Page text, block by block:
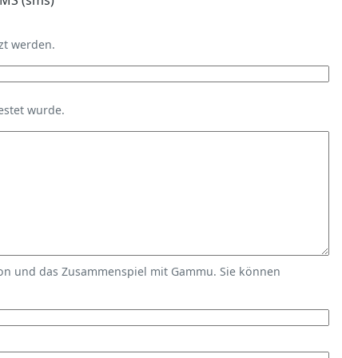
werden.
wurde.
und das Zusammenspiel mit Gammu. Sie können